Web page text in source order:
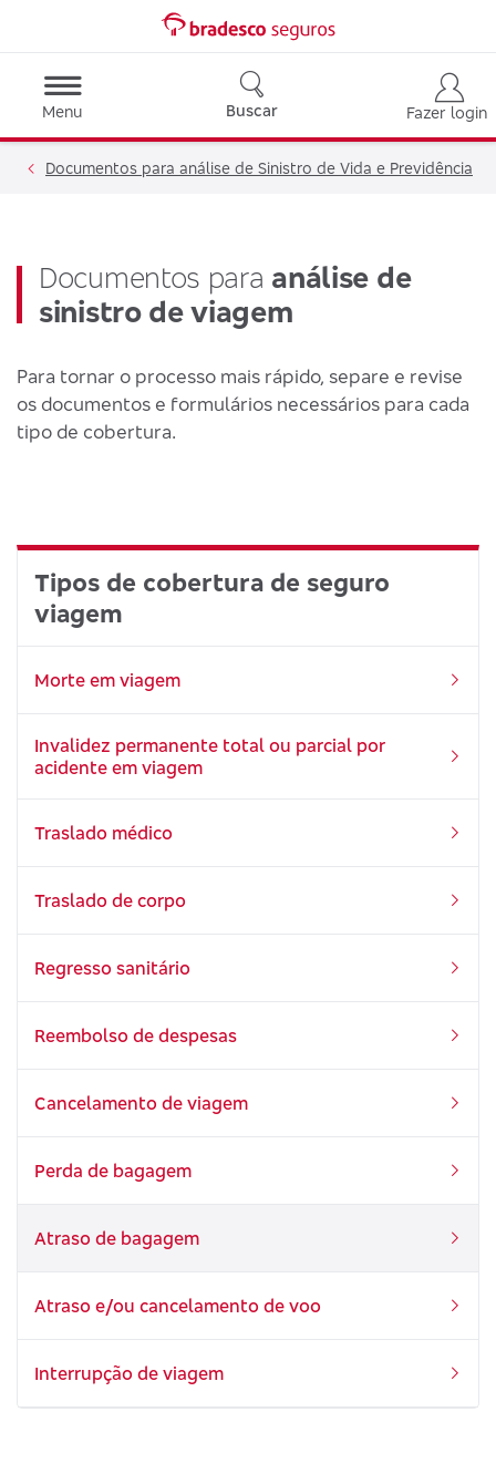
Menu Buscar Fazer login
Documentos para análise de Sinistro de Vida e Previdência
Documentos para análise de
sinistro de viagem
Para tornar o processo mais rápido, separe e revise
os documentos e formulários necessários para cada
tipo de cobertura.
Tipos de cobertura de seguro
viagem
Morte em viagem
Invalidez permanente total ou parcial por
acidente em viagem
Traslado médico
Traslado de corpo
Regresso sanitário
Reembolso de despesas
Cancelamento de viagem
Perda de bagagem
Atraso de bagagem
Atraso e/ou cancelamento de voo
Interrupção de viagem